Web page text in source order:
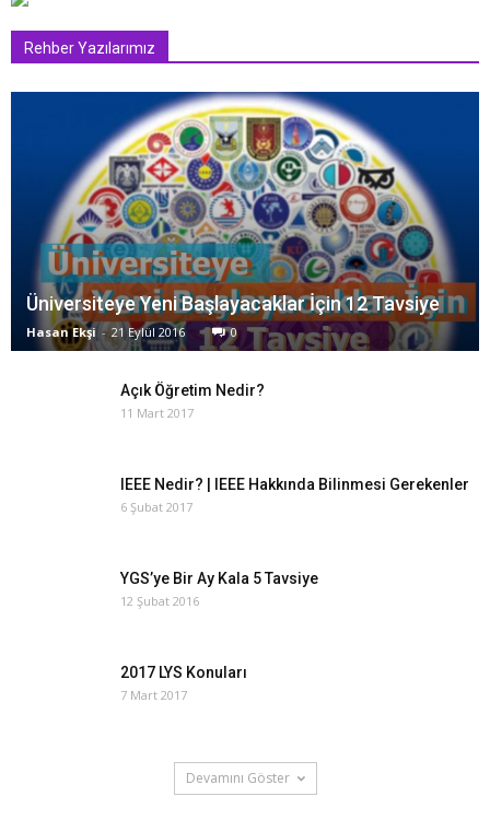
Rehber Yazılarımız
Üniversiteye Yeni Başlayacaklar İçin 12 Tavsiye
Hasan Ekşi - 21 Eylül 2016 0
Açık Öğretim Nedir?
11 Mart 2017
IEEE Nedir? | IEEE Hakkında Bilinmesi Gerekenler
6 Şubat 2017
YGS’ye Bir Ay Kala 5 Tavsiye
12 Şubat 2016
2017 LYS Konuları
7 Mart 2017
Devamını Göster